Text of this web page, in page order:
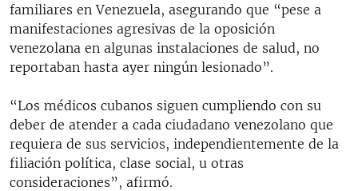
familiares en Venezuela, asegurando que “pese a
manifestaciones agresivas de la oposición
venezolana en algunas instalaciones de salud, no
reportaban hasta ayer ningún lesionado”.
“Los médicos cubanos siguen cumpliendo con su
deber de atender a cada ciudadano venezolano que
requiera de sus servicios, independientemente de la
filiación política, clase social, u otras
consideraciones”, afirmó.